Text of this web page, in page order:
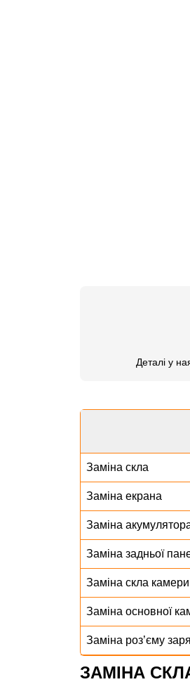
Деталі у
Заміна скла
Заміна екрана
Заміна
Заміна задньої
Заміна скла камери
Заміна основної
Заміна роз’єму
ЗАМІНА